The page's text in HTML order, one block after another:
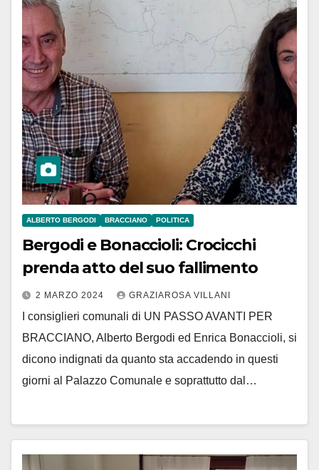
ALBERTO BERGODI BRACCIANO POLITICA
Bergodi e Bonaccioli: Crocicchi
prenda atto del suo fallimento
2 MARZO 2024 GRAZIAROSA VILLANI
I consiglieri comunali di UN PASSO AVANTI PER
BRACCIANO, Alberto Bergodi ed Enrica Bonaccioli, si
dicono indignati da quanto sta accadendo in questi
giorni al Palazzo Comunale e soprattutto dal…